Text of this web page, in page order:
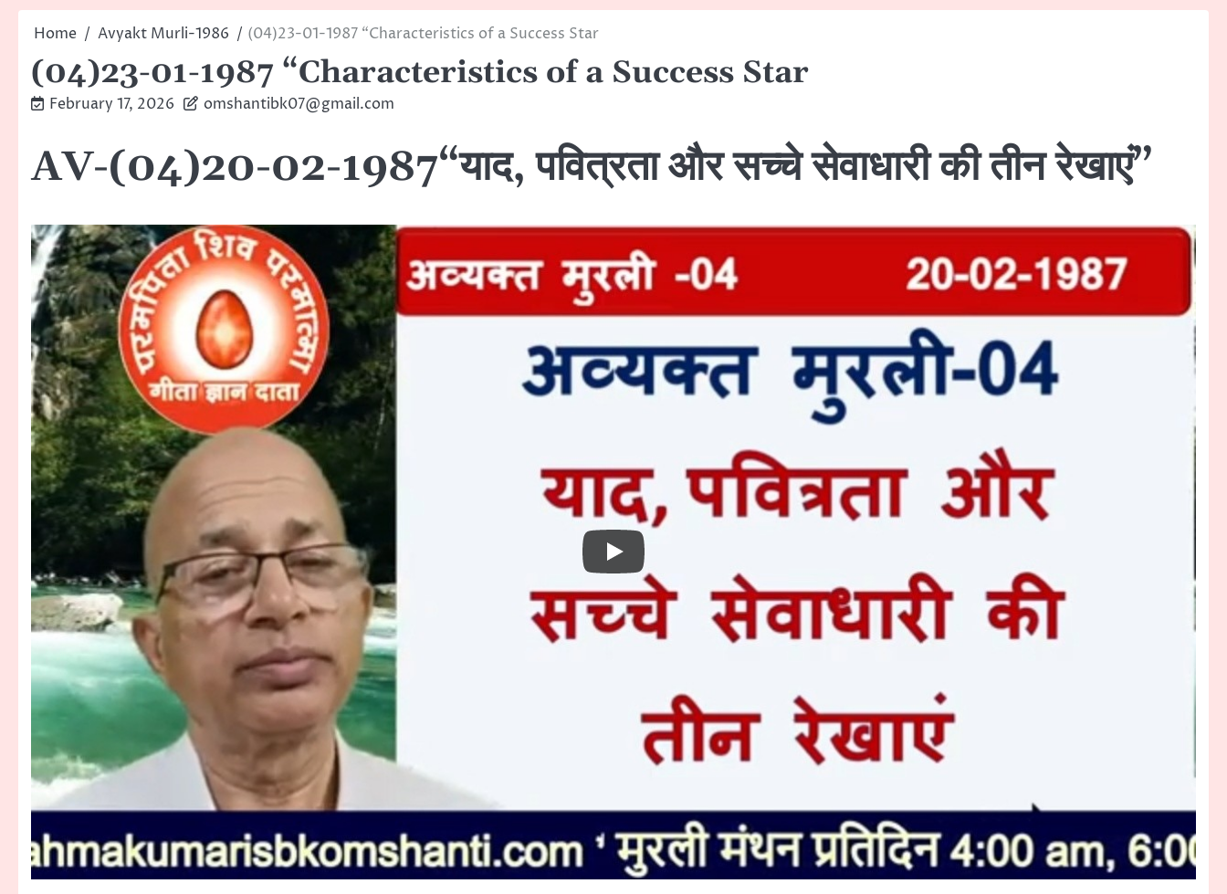
Home Avyakt Murli-1986 (04)23-01-1987 “Characteristics of a Success Star
(04)23-01-1987 “Characteristics of a Success Star
February 17, 2026 omshantibk07@gmail.com
AV-(04)20-02-1987“याद, पवित्रता और सच्चे सेवाधारी की तीन रेखाएं”